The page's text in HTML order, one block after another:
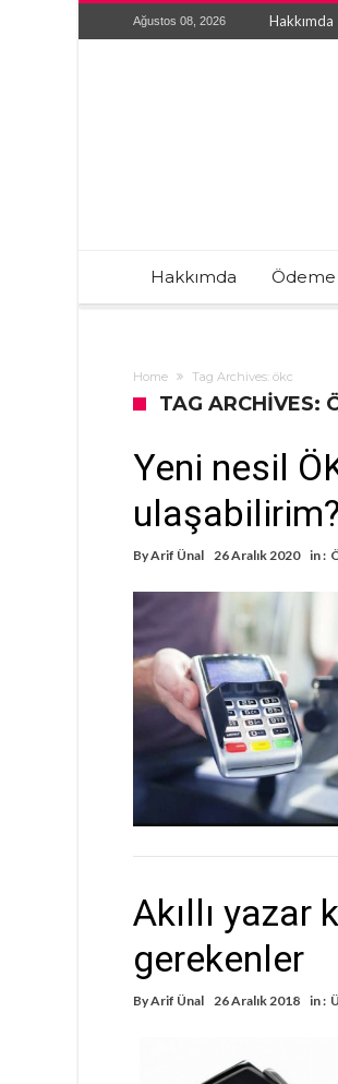
Ağustos 08, 2026 Hakkımda
Hakkımda
Home Tag Archives: ökc
TAG ARCHIVES:
Yeni nesil
ulaşabilirim?
ByArif Ünal 26 Aralık 2020 in :
Akıllı yazar
gerekenler
ByArif Ünal 26 Aralık 2018 in :